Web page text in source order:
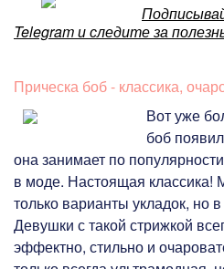
Telegram и следите за
Прическа боб - классика,
Вот уже
боб
она занимает по
в моде. Настоящая классика!
только варианты укладок, но
Девушки с такой стрижкой
эффектно, стильно и